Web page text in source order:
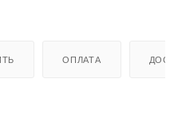
ОПЛАТА